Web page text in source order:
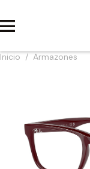
Inicio / Armazones